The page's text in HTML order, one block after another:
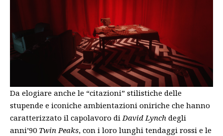
Da elogiare anche le “citazioni” stilistiche delle
stupende e iconiche ambientazioni oniriche che hanno
caratterizzato il capolavoro diDavid Lynch degli
anni’90 Twin Peaks, con i loro lunghi tendaggi rossi e le